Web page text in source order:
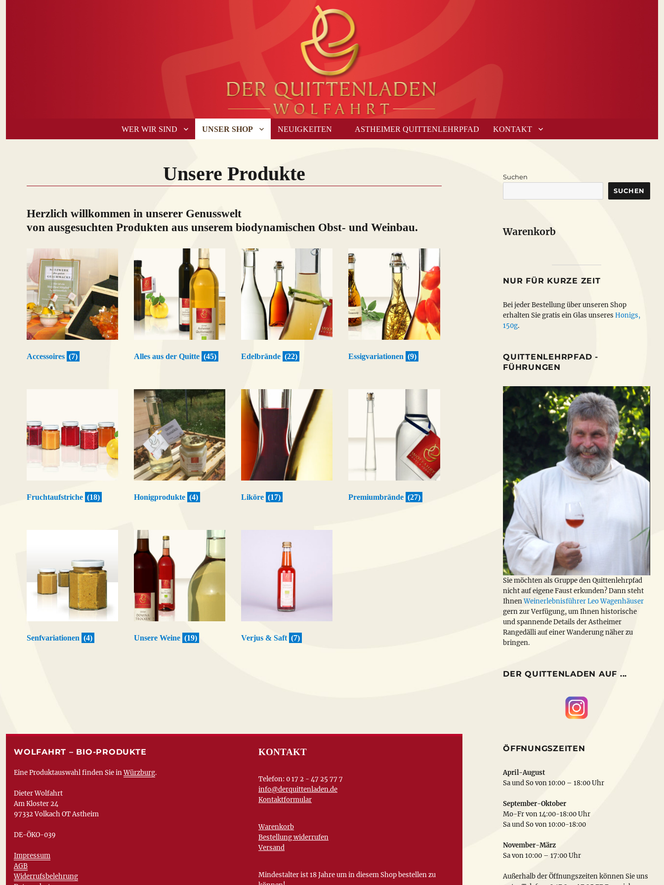
WER WIR SIND UNSER SHOP NEUIGKEITEN ASTHEIMER QUITTENLEHRPFAD KONTAKT
Unsere Produkte
Herzlich willkommen in unserer Genusswelt
von ausgesuchten Produkten aus unserem biodynamischen Obst- und Weinbau.
Accessoires (7) Alles aus der Quitte (45) Edelbrände (22) Essigvariationen (9)
Fruchtaufstriche (18) Honigprodukte (4) Liköre (17) Premiumbrände (27)
Senfvariationen (4) Unsere Weine (19) Verjus & Saft (7)
WOLFAHRT – BIO-PRODUKTE
Eine Produktauswahl finden Sie inWürzburg.
Dieter Wolfahrt
Am Kloster 24
97332 Volkach OT Astheim
DE-ÖKO-039
Impressum
AGB
Widerrufsbelehrung
KONTAKT
Telefon: 0 17 2 - 47 25 77 7
info@derquittenladen.de
Kontaktformular
Warenkorb
Bestellung widerrufen
Versand
Mindestalter ist 18 Jahre um in diesem Shop bestellen zu
Suchen
SUCHEN
Warenkorb
NUR FÜR KURZE ZEIT
Bei jeder Bestellung über unseren Shop
erhalten Sie gratis ein Glas unseres Honigs,
150g.
QUITTENLEHRPFAD -
FÜHRUNGEN
Sie möchten als Gruppe den Quittenlehrpfad
nicht auf eigene Faust erkunden? Dann steht
IhnenWeinerlebnisführer Leo Wagenhäuser
gern zur Verfügung, um Ihnen historische
und spannende Details der Astheimer
Rangedälli auf einer Wanderung näher zu
bringen.
DER QUITTENLADEN AUF ...
ÖFFNUNGSZEITEN
April-August
Sa und So von 10:00 – 18:00 Uhr
September-Oktober
Mo-Fr von 14:00-18:00 Uhr
Sa und So von 10:00-18:00
November-März
Sa von 10:00 – 17:00 Uhr
Außerhalb der Öffnungszeiten können Sie uns